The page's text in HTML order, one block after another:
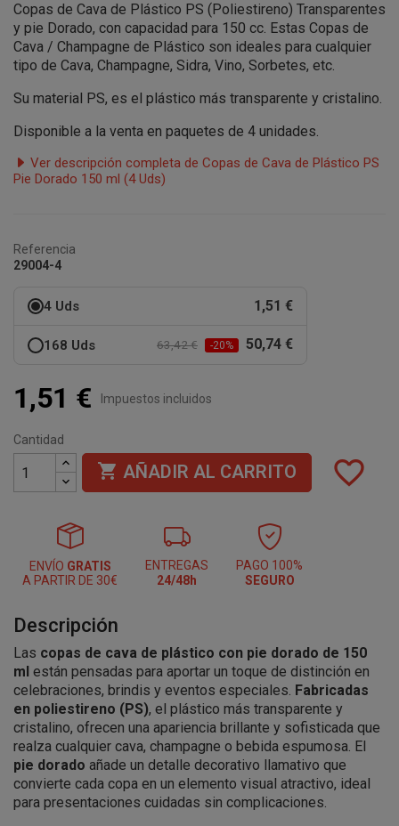
Copas de Cava de Plástico PS (Poliestireno) Transparentes
y pie Dorado, con capacidad para 150 cc. Estas Copas de
Cava / Champagne de Plástico son ideales para cualquier
tipo de Cava, Champagne, Sidra, Vino, Sorbetes, etc.
Su material PS, es el plástico más transparente y cristalino.
Disponible a la venta en paquetes de 4 unidades.
Ver descripción completa de Copas de Cava de Plástico PS
Pie Dorado 150 ml (4 Uds)
Referencia
29004-4
4 Uds 1,51 €
168 Uds 63,42 € -20% 50,74 €
1,51 € Impuestos incluidos
Cantidad
 AÑADIR AL CARRITO favorite_border
ENVÍO GRATIS
A PARTIR DE 30€
ENTREGAS
24/48h
PAGO 100%
SEGURO
Descripción
Las copas de cava de plástico con pie dorado de 150
ml están pensadas para aportar un toque de distinción en
celebraciones, brindis y eventos especiales. Fabricadas
en poliestireno (PS), el plástico más transparente y
cristalino, ofrecen una apariencia brillante y sofisticada que
realza cualquier cava, champagne o bebida espumosa. El
pie dorado añade un detalle decorativo llamativo que
convierte cada copa en un elemento visual atractivo, ideal
para presentaciones cuidadas sin complicaciones.